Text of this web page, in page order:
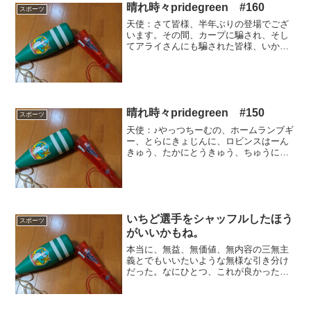
スポーツ 晴れ時々pridegreen #160
天使：さて皆様、半年ぶりの登場でござ
います。その間、カープに騙され、そし
てアライさんにも騙された皆様、いかが
スポーツ 晴れ時々pridegreen #150
天使：♪やっつちーむの、ホームランブギ
ー、とらにきょじんに、ロビンスはーん
きゅう、たかにとうきゅう、ちゅうにち
スポーツ
いちど選手をシャッフルしたほう
がいいかもね。
本当に、無益、無価値、無内容の三無主
義とでもいいたいような無様な引き分け
だった。なにひとつ、これが良かったと